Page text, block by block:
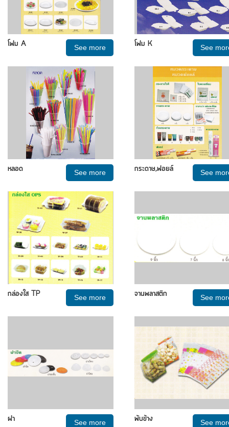
See more
โฟม A See
โฟม K
See more
หลอด See
กระดาษ,ฟอยล์
See more
กล่องใส TP See
จานพลาสติก
See more
ฝา See
พับข้าง